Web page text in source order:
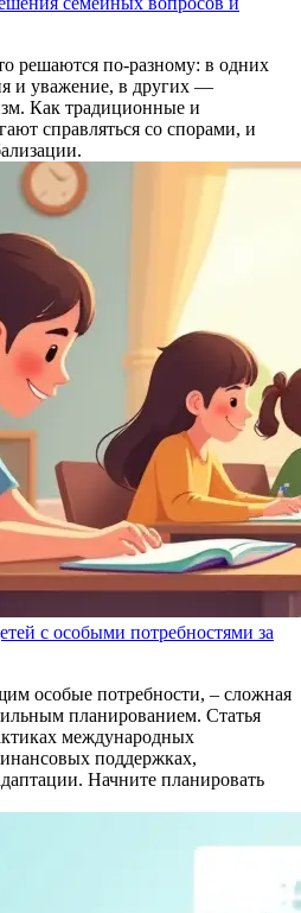
решаются по-разному: в одних
и уважение, в других —
Как традиционные и
справляться со спорами, и
с особыми потребностями за
особые потребности, – сложная
планированием. Статья
международных
поддержках,
Начните планировать